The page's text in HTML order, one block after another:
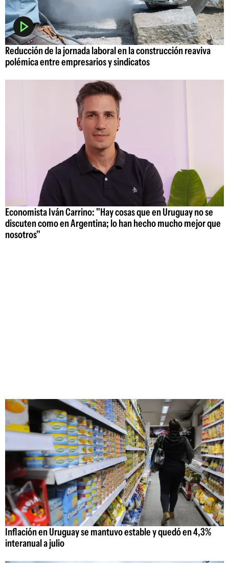
Reducción de la jornada laboral en la construcción reaviva
polémica entre empresarios y sindicatos
Economista Iván Carrino: "Hay cosas que en Uruguay no se
discuten como en Argentina; lo han hecho mucho mejor que
nosotros"
Inflación en Uruguay se mantuvo estable y quedó en 4,3%
interanual a julio